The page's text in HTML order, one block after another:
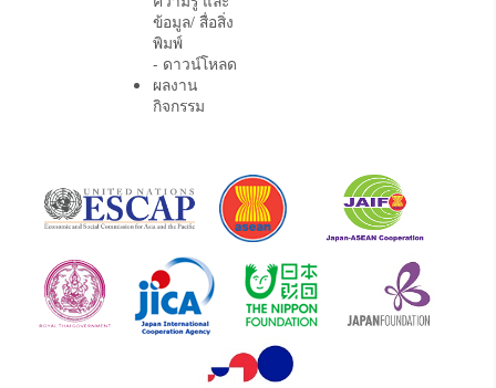
ข้อมูล/ สื่อสิ่ง
พิมพ์
- ดาวน์โหลด
ผลงาน
กิจกรรม